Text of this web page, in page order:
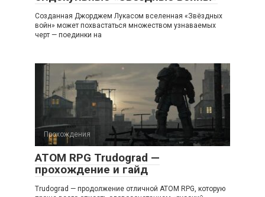
Созданная Джорджем Лукасом вселенная «Звёздных
войн» может похвастаться множеством узнаваемых
черт — поединки на
Прохождения
ATOM RPG Trudograd —
прохождение и гайд
Trudograd — продолжение отличной ATOM RPG, которую